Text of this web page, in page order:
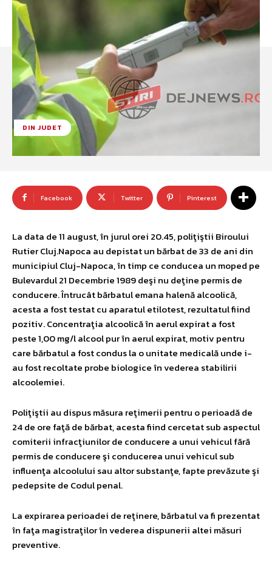
DIN JUDET
Facebook Twitter Pinterest
La data de 11 august, în jurul orei 20.45, poliţiştii Biroului
Rutier Cluj.Napoca au depistat un bărbat de 33 de ani din
municipiul Cluj-Napoca, în timp ce conducea un moped pe
Bulevardul 21 Decembrie 1989 deşi nu deţine permis de
conducere. Întrucât bărbatul emana halenă alcoolică,
acesta a fost testat cu aparatul etilotest, rezultatul fiind
pozitiv. Concentraţia alcoolică în aerul expirat a fost
peste 1,00 mg/l alcool pur în aerul expirat, motiv pentru
care bărbatul a fost condus la o unitate medicală unde i-
au fost recoltate probe biologice în vederea stabilirii
alcoolemiei.
Poliţiştii au dispus măsura reţimerii pentru o perioadă de
24 de ore faţă de bărbat, acesta fiind cercetat sub aspectul
comiterii infracţiunilor de conducere a unui vehicul fără
permis de conducere şi conducerea unui vehicul sub
influenţa alcoolului sau altor substanţe, fapte prevăzute şi
pedepsite de Codul penal.
La expirarea perioadei de reţinere, bărbatul va fi prezentat
în faţa magistraţilor în vederea dispunerii altei măsuri
preventive.